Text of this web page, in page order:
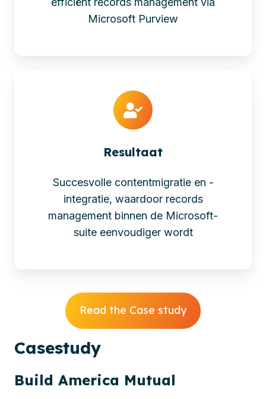
Microsoft Purview
Resultaat
Succesvolle contentmigratie en -
integratie, waardoor records
management binnen de Microsoft-
suite eenvoudiger wordt
Read the Case study
Casestudy
Build America Mutual